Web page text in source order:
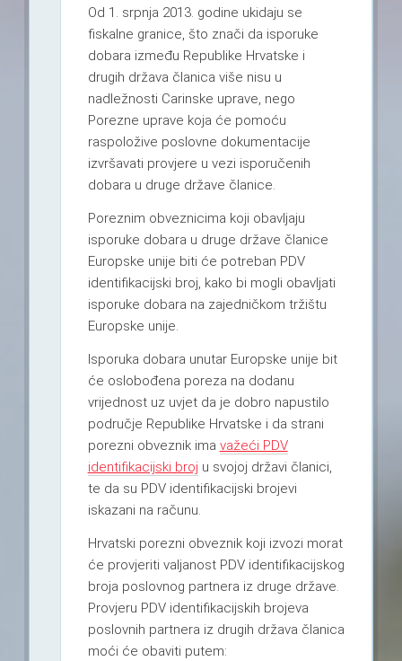
Od 1. srpnja 2013. godine ukidaju se
fiskalne granice, što znači da isporuke
dobara između Republike Hrvatske i
drugih država članica više nisu u
nadležnosti Carinske uprave, nego
Porezne uprave koja će pomoću
raspoložive poslovne dokumentacije
izvršavati provjere u vezi isporučenih
dobara u druge države članice.
Poreznim obveznicima koji obavljaju
isporuke dobara u druge države članice
Europske unije biti će potreban PDV
identifikacijski broj, kako bi mogli obavljati
isporuke dobara na zajedničkom tržištu
Europske unije.
Isporuka dobara unutar Europske unije bit
će oslobođena poreza na dodanu
vrijednost uz uvjet da je dobro napustilo
područje Republike Hrvatske i da strani
porezni obveznik ima važeći PDV
identifikacijski broj u svojoj državi članici,
te da su PDV identifikacijski brojevi
iskazani na računu.
Hrvatski porezni obveznik koji izvozi morat
će provjeriti valjanost PDV identifikacijskog
broja poslovnog partnera iz druge države.
Provjeru PDV identifikacijskih brojeva
poslovnih partnera iz drugih država članica
moći će obaviti putem: